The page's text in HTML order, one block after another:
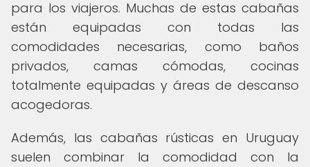
para los viajeros. Muchas de estas cabañas
están equipadas con todas las
comodidades necesarias, como baños
privados, camas cómodas, cocinas
totalmente equipadas y áreas de descanso
acogedoras.
Además, las cabañas rústicas en Uruguay
suelen combinar la comodidad con la